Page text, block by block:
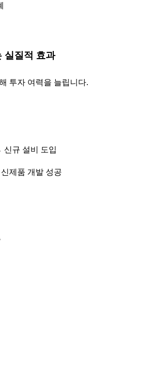
실질적 효과
투자 여력을 늘립니다.
규 설비 도입
제품 개발 성공